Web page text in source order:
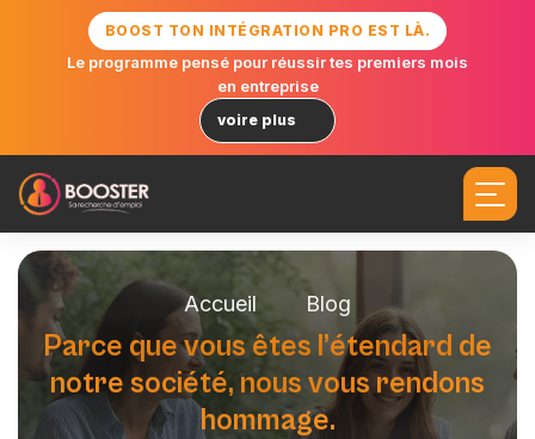
BOOST TON INTÉGRATION PRO EST LÀ.
Le programme pensé pour réussir tes premiers mois
en entreprise
voire plus
Accueil Blog
Parce que vous êtes l’étendard de
notre société, nous vous rendons
hommage.